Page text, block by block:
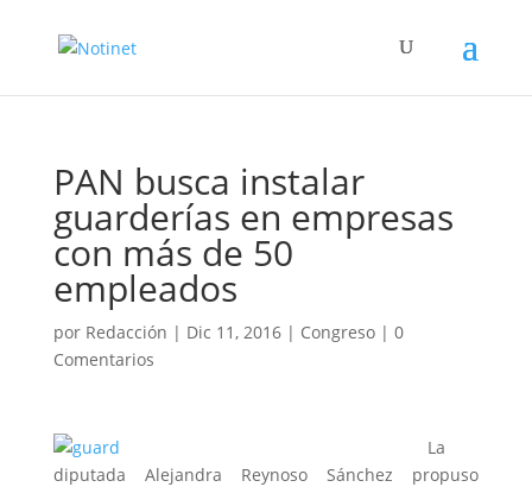
PAN busca instalar
guarderías en empresas
con más de 50
empleados
por Redacción | Dic 11, 2016| Congreso| 0
Comentarios
La
diputada Alejandra Reynoso Sánchez propuso